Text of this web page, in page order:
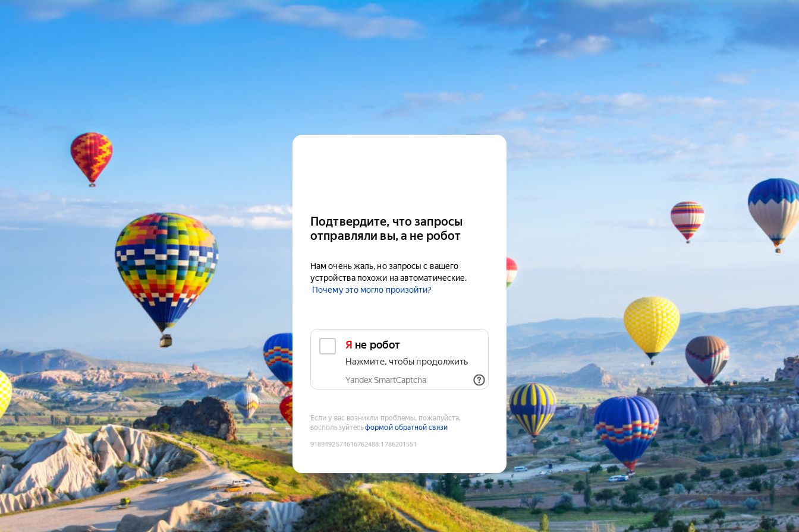
Подтвердите, что запросы
отправляли вы, а не робот
Нам очень жаль, но запросы с вашего
устройства похожи на автоматические.
Почему это могло произойти?
Я не робот
Нажмите, чтобы продолжить
Yandex SmartCaptcha
Если у вас возникли проблемы, пожалуйста,
воспользуйтесьформой обратной связи
9189492574616762488:1786201551